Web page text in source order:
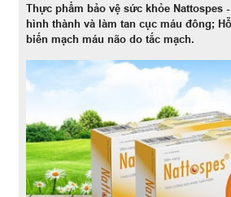
Thực phẩm bảo vệ sức khỏe Nattospes
hình thành và làm tan cục máu đông;
biến mạch máu não do tắc mạch.